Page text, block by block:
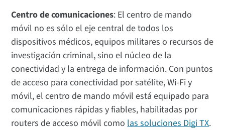
Centro de comunicaciones: El centro de mando
móvil no es sólo el eje central de todos los
dispositivos médicos, equipos militares o recursos de
investigación criminal, sino el núcleo de la
conectividad y la entrega de información. Con puntos
de acceso para conectividad por satélite, Wi-Fi y
móvil, el centro de mando móvil está equipado para
comunicaciones rápidas y fiables, habilitadas por
routers de acceso móvil como las soluciones Digi TX.